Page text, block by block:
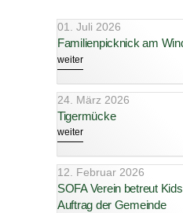
01. Juli 2026
Familienpicknick am
weiter
24. März 2026
Tigermücke
weiter
12. Februar 2026
SOFA Verein betreut
Auftrag der Gemeinde